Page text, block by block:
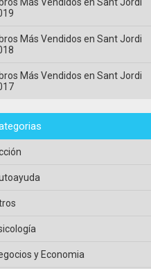
Más Vendidos en Sant Jordi
Más Vendidos en Sant Jordi
y Economia